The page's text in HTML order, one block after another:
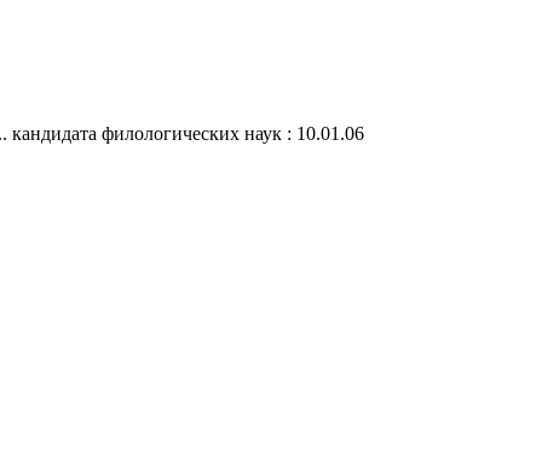
кандидата филологических наук : 10.01.06